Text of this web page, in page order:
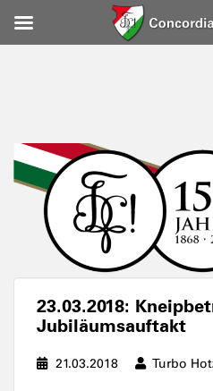
23.03.2018:
Jubiläumsauftakt
21.03.2018 Turbo